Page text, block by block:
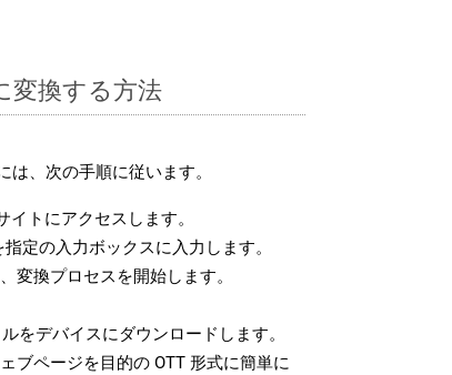
変換する方法
は、次の手順に従います。
イトにアクセスします。
定の入力ボックスに入力します。
変換プロセスを開始します。
をデバイスにダウンロードします。
ブページを目的の OTT 形式に簡単に